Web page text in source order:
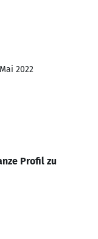
2022
Profil zu